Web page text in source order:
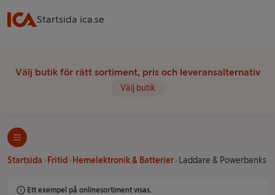
Startsida ica.se
Välj butik för rätt sortiment, pris och leveransalternativ
Välj butik
Startsida Fritid Hemelektronik & Batterier Laddare & Powerbanks
Ett exempel på onlinesortiment visas.